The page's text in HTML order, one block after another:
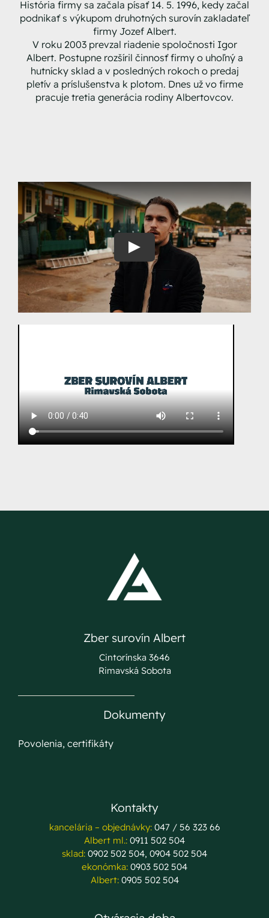
História firmy sa začala písať 14. 5. 1996, kedy začal
podnikať s výkupom druhotných surovín zakladateľ
firmy Jozef Albert.
V roku 2003 prevzal riadenie spoločnosti Igor
Albert. Postupne rozšíril činnosť firmy o uhoľný a
hutnícky sklad a v posledných rokoch o predaj
pletív a príslušenstva k plotom. Dnes už vo firme
pracuje tretia generácia rodiny Albertovcov.
Zber surovín Albert
Cintorínska 3646
Rimavská Sobota
Dokumenty
Povolenia, certifikáty
Kontakty
kancelária – objednávky:047 / 56 323 66
Albert ml.: 0911 502 504
sklad: 0902 502 504, 0904 502 504
ekonómka: 0903 502 504
Albert:0905 502 504